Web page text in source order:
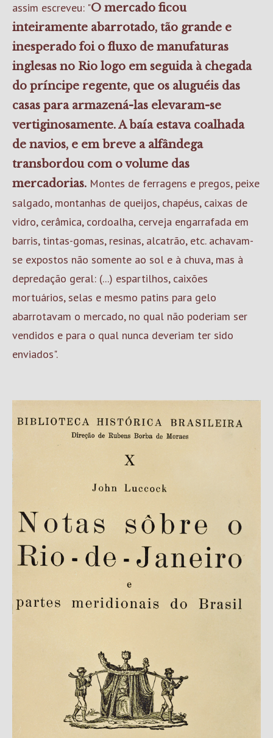
assim escreveu: "O mercado ficou
inteiramente abarrotado, tão grande e
inesperado foi o fluxo de manufaturas
inglesas no Rio logo em seguida à chegada
do príncipe regente, que os aluguéis das
casas para armazená-las elevaram-se
vertiginosamente. A baía estava coalhada
de navios, e em breve a alfândega
transbordou com o volume das
mercadorias. Montes de ferragens e pregos, peixe
salgado, montanhas de queijos, chapéus, caixas de
vidro, cerâmica, cordoalha, cerveja engarrafada em
barris, tintas-gomas, resinas, alcatrão, etc. achavam-
se expostos não somente ao sol e à chuva, mas à
depredação geral: (...) espartilhos, caixões
mortuários, selas e mesmo patins para gelo
abarrotavam o mercado, no qual não poderiam ser
vendidos e para o qual nunca deveriam ter sido
enviados".